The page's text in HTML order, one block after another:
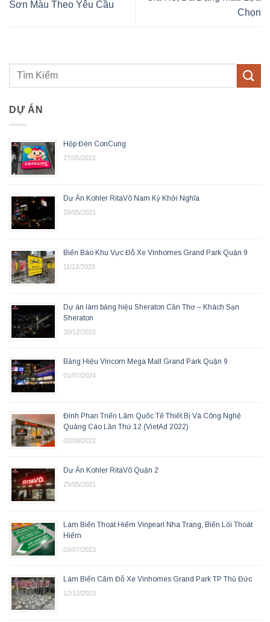
Sơn Màu Theo Yêu Cầu
Chọn
DỰ ÁN
Hộp Đèn ConCung
27/05/2022
Dự Án Kohler RitaVõ Nam Kỳ Khởi Nghĩa
26/05/2021
Biển Báo Khu Vực Đỗ Xe Vinhomes Grand Park Quận 9
11/12/2023
Dự án làm bảng hiệu Sheraton Cần Thơ – Khách Sạn
Sheraton
30/12/2022
Bảng Hiệu Vincom Mega Mall Grand Park Quận 9
01/07/2024
Đinh Phan Triển Lãm Quốc Tế Thiết Bị Và Công Nghệ
Quảng Cáo Lần Thứ 12 (VietAd 2022)
02/08/2022
Dự Án Kohler RitaVõ Quận 2
25/05/2021
Làm Biển Thoát Hiểm Vinpearl Nha Trang, Biển Lối Thoát
Hiểm
03/07/2023
Làm Biển Cấm Đỗ Xe Vinhomes Grand Park TP Thủ Đức
12/12/2023